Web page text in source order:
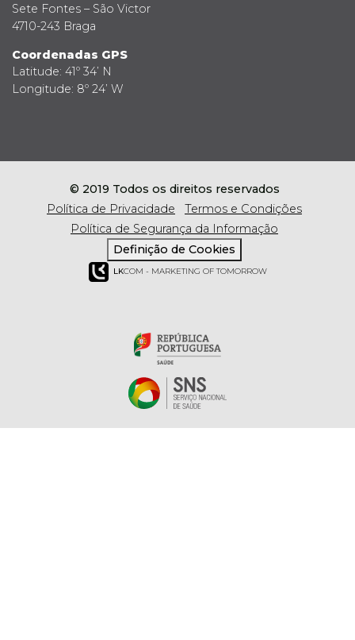
Sete Fontes – São Victor
4710-243 Braga
Coordenadas GPS
Latitude: 41º 34’ N
Longitude: 8º 24’ W
© 2019 Todos os direitos reservados
Política de Privacidade
Termos e Condições
Política de Segurança da Informação
Definição de Cookies
LKCOM - MARKETING OF TOMORROW